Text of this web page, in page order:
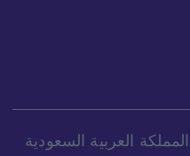
العربية السعودية